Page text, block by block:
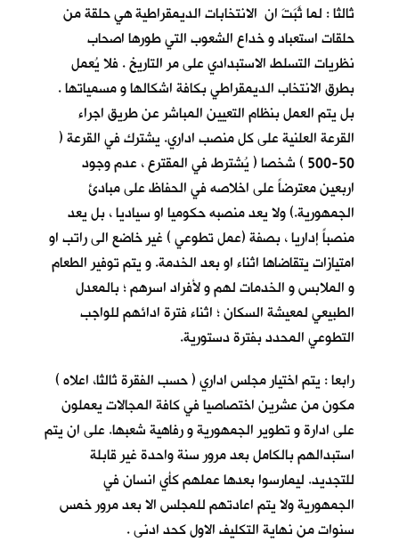
ثالثا : لما ثَبَتَ ان الانتخابات الديمقراطية هي حلقة من
حلقات استعباد و خداع الشعوب التي طورها اصحاب
نظريات التسلط الاستبدادي على مر التاريخ . فلا يُعمل
بطرق الانتخاب الديمقراطي بكافة اشكالها و مسمياتها .
بل يتم العمل بنظام التعيين المباشر عن طريق اجراء
القرعة العلنية على كل منصب اداري. يشترك في القرعة (
50-500 ) شخصا ( يُشترط في المقترع ، عدم وجود
اربعين معترضاً على اخلاصه في الحفاظ على مبادئ
الجمهورية.) ولا يعد منصبه حكوميا او سياديا ، بل يعد
منصباً إداريا ، بصفة (عمل تطوعي ) غير خاضع الى راتب او
امتيازات يتقاضاها اثناء او بعد الخدمة. و يتم توفير الطعام
و الملابس و الخدمات لهم و لأفراد اسرهم ؛ بالمعدل
الطبيعي لمعيشة السكان ؛ اثناء فترة ادائهم للواجب
التطوعي المحدد بفترة دستورية.
رابعا : يتم اختيار مجلس اداري ( حسب الفقرة ثالثا، اعلاه )
مكون من عشرين اختصاصيا في كافة المجالات يعملون
على ادارة و تطوير الجمهورية و رفاهية شعبها. على ان يتم
استبدالهم بالكامل بعد مرور سنة واحدة غير قابلة
للتجديد. ليمارسوا بعدها عملهم كأي انسان في
الجمهورية ولا يتم اعادتهم للمجلس الا بعد مرور خمس
سنوات من نهاية التكليف الاول كحد ادنى .